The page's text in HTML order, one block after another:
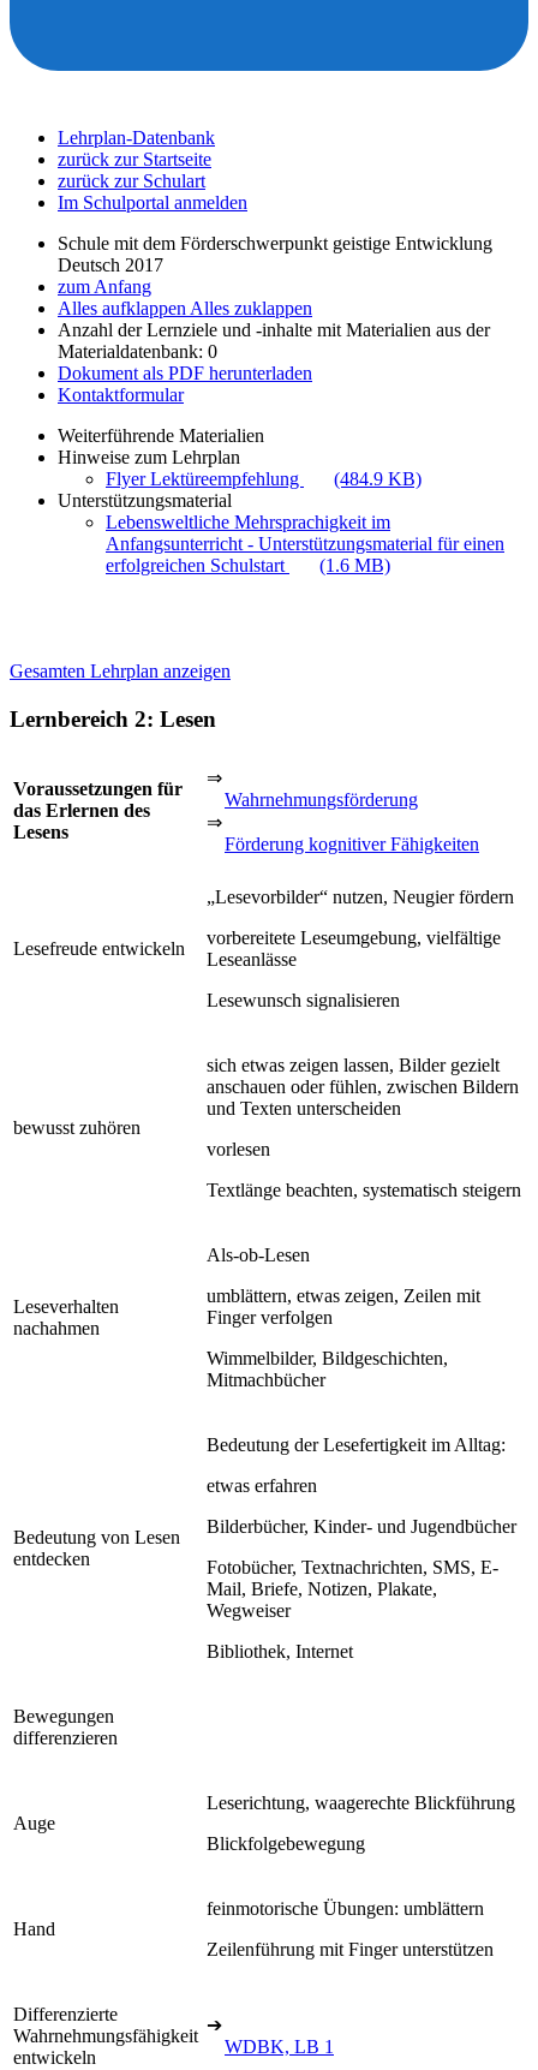
Lehrplan-Datenbank
zurück zur Startseite
zurück zur Schulart
Im Schulportal anmelden
Schule mit dem Förderschwerpunkt geistige Entwicklung
Deutsch 2017
zum Anfang
Alles aufklappen Alles zuklappen
Anzahl der Lernziele und -inhalte mit Materialien aus der
Materialdatenbank: 0
Dokument als PDF herunterladen
Kontaktformular
Weiterführende Materialien
Hinweise zum Lehrplan
Flyer Lektüreempfehlung
(484.9 KB)
Unterstützungsmaterial
Lebensweltliche Mehrsprachigkeit im
Anfangsunterricht - Unterstützungsmaterial für einen
erfolgreichen Schulstart
(1.6 MB)
Gesamten Lehrplan anzeigen
Lernbereich 2: Lesen
Voraussetzungen für
das Erlernen des
Lesens
⇒
Wahrnehmungsförderung
⇒
Förderung kognitiver Fähigkeiten
Lesefreude entwickeln
„Lesevorbilder“ nutzen, Neugier fördern
vorbereitete Leseumgebung, vielfältige
Leseanlässe
Lesewunsch signalisieren
bewusst zuhören
sich etwas zeigen lassen, Bilder gezielt
anschauen oder fühlen, zwischen Bildern
und Texten unterscheiden
vorlesen
Textlänge beachten, systematisch steigern
Leseverhalten
nachahmen
Als-ob-Lesen
umblättern, etwas zeigen, Zeilen mit
Finger verfolgen
Wimmelbilder, Bildgeschichten,
Mitmachbücher
Bedeutung von Lesen
entdecken
Bedeutung der Lesefertigkeit im Alltag:
etwas erfahren
Bilderbücher, Kinder- und Jugendbücher
Fotobücher, Textnachrichten, SMS, E-
Mail, Briefe, Notizen, Plakate,
Wegweiser
Bibliothek, Internet
Bewegungen
differenzieren
Auge
Leserichtung, waagerechte Blickführung
Blickfolgebewegung
Hand
feinmotorische Übungen: umblättern
Zeilenführung mit Finger unterstützen
Differenzierte
Wahrnehmungsfähigkeit
entwickeln
➔
WDBK, LB 1